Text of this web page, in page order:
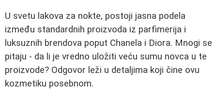
U svetu lakova za nokte, postoji jasna podela
između standardnih proizvoda iz parfimerija i
luksuznih brendova poput Chanela i Diora. Mnogi se
pitaju - da li je vredno uložiti veću sumu novca u te
proizvode? Odgovor leži u detaljima koji čine ovu
kozmetiku posebnom.